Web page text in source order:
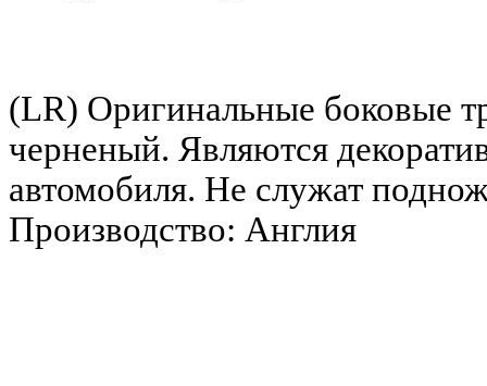
(LR) Оригинальные боковые
черненый. Являются
автомобиля. Не служат
Производство: Англия